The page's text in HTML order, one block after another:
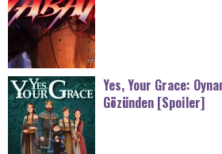
Yes, Your Grace:
Gözünden [Spoiler]